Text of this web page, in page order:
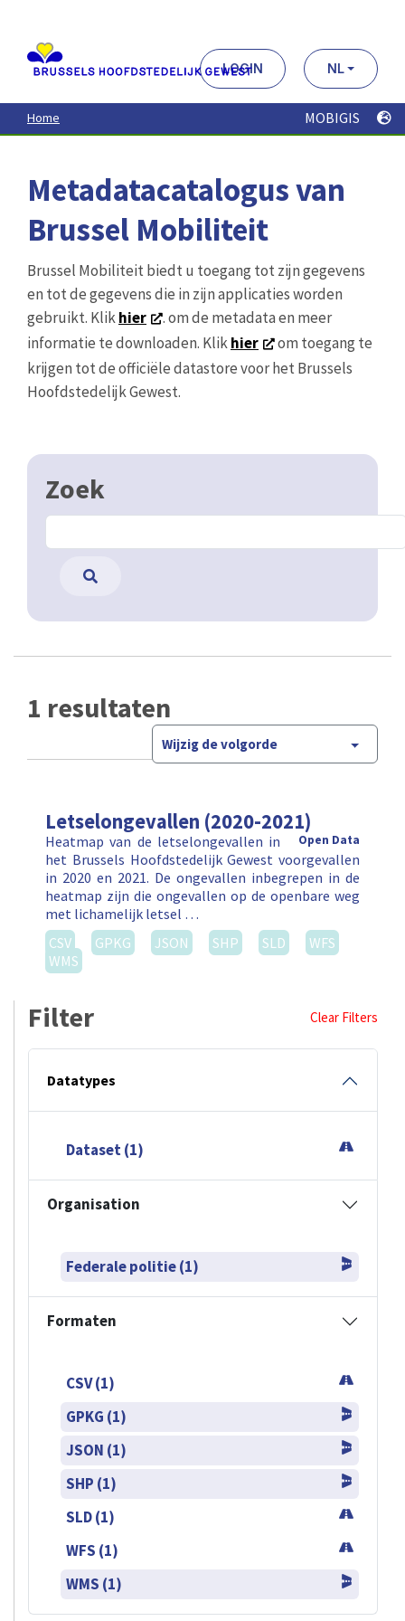
contenu
principal
LOGIN NL
Home MOBIGIS
Metadatacatalogus van
Brussel Mobiliteit
Brussel Mobiliteit biedt u toegang tot zijn gegevens
en tot de gegevens die in zijn applicaties worden
gebruikt. Klikhier
. om de metadata en meer
informatie te downloaden. Klikhier
om toegang te
krijgen tot de officiële datastore voor het Brussels
Hoofdstedelijk Gewest.
Zoek
1 resultaten
Wijzig de volgorde
Letselongevallen (2020-2021)
Open Data
Heatmap van de letselongevallen in
het Brussels Hoofdstedelijk Gewest voorgevallen
in 2020 en 2021. De ongevallen inbegrepen in de
heatmap zijn die ongevallen op de openbare weg
met lichamelijk letsel …
CSV
GPKG JSON SHP SLD
WFS
WMS
Filter Clear Filters
Datatypes
Dataset (1)
Organisation
Federale politie (1)
Formaten
CSV (1)
GPKG (1)
JSON (1)
SHP (1)
SLD (1)
WFS (1)
WMS (1)